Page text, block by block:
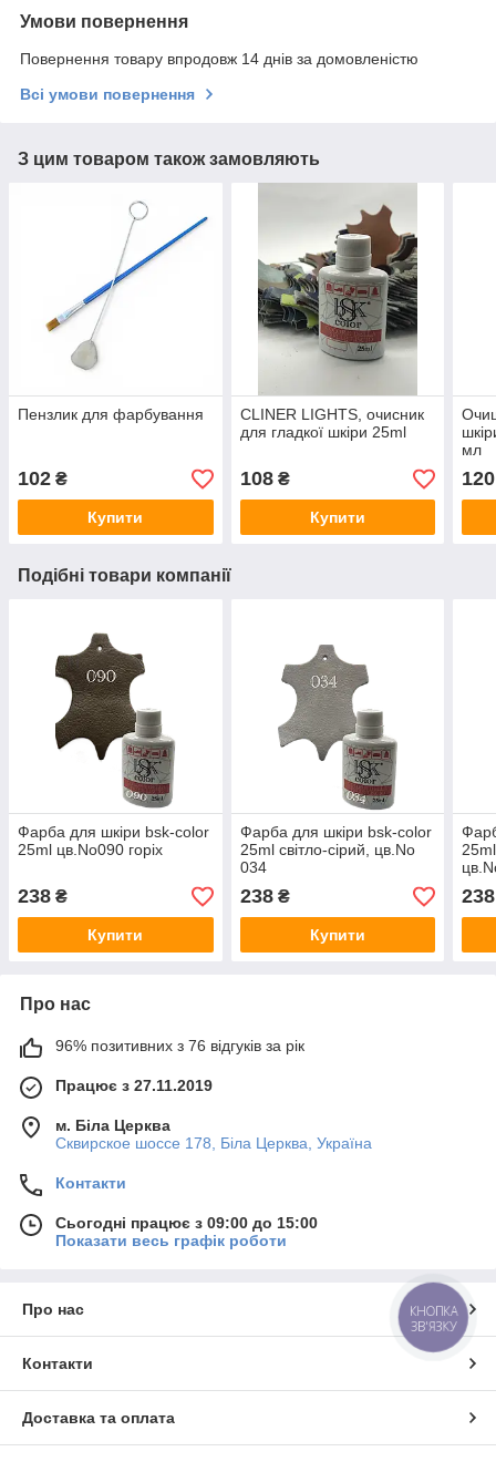
Умови повернення
Повернення товару впродовж 14 днів за домовленістю
Всі умови повернення
З цим товаром також замовляють
Пензлик для фарбування
102 ₴
Купити
CLINER LIGHTS, очисник
для гладкої шкіри 25ml
108₴
Купити
мл
120
Подібні товари компанії
Фарба для шкіри bsk-color
25ml цв.No090 горіх
238 ₴
Купити
Фарба для шкіри bsk-color
25ml світло-сірий, цв.No
034
238₴
Купити
238
Про нас
96% позитивних з 76 відгуків за рік
Працює з 27.11.2019
м. Біла Церква
Сквирское шоссе 178, Біла Церква, Україна
Контакти
Сьогодні працює з 09:00 до 15:00
Показати весь графік роботи
Про нас
Контакти
Доставка та оплата
КНОПКА
ЗВ'ЯЗКУ